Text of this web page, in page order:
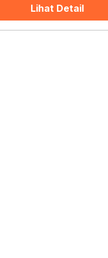
Lihat Detail